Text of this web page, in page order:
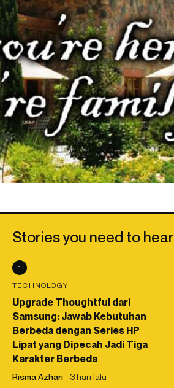
Stories you need to hear
1
TECHNOLOGY
Upgrade Thoughtful dari
Samsung: Jawab Kebutuhan
Berbeda dengan Series HP
Lipat yang Dipecah Jadi Tiga
Karakter Berbeda
Risma Azhari 3 hari lalu